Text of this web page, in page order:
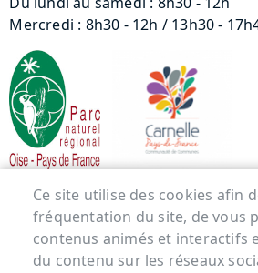
Mercredi : 8h30 - 12h / 13h30 -
Menu Pied de page
ACCUEIL
MENTIONS LÉGALES
Ce site utilise des cookies afin
fréquentation du site, de vous
contenus animés et interactifs
du contenu sur les réseaux